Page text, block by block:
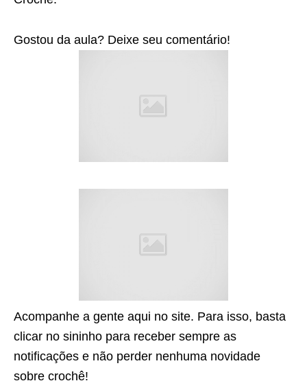
Gostou da aula? Deixe seu comentário!
Acompanhe a gente aqui no site. Para isso, basta
clicar no sininho para receber sempre as
notificações e não perder nenhuma novidade
sobre crochê!